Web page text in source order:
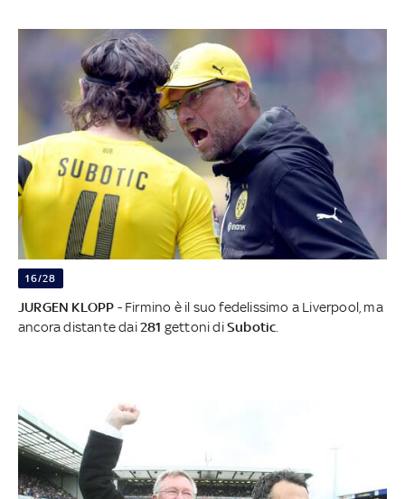
16/28
JURGEN KLOPP - Firmino è il suo fedelissimo a Liverpool, ma
ancora distante dai281 gettoni diSubotic